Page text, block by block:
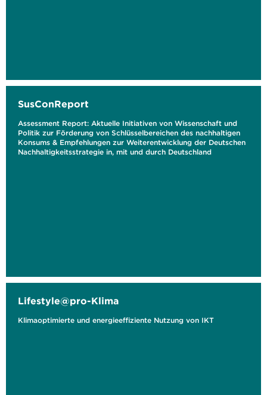
SusConReport
Assessment Report: Aktuelle Initiativen von Wissenschaft und
Politik zur Förderung von Schlüsselbereichen des nachhaltigen
Konsums & Empfehlungen zur Weiterentwicklung der Deutschen
Nachhaltigkeitsstrategie in, mit und durch Deutschland
Lifestyle@pro-Klima
Klimaoptimierte und energieeffiziente Nutzung von IKT